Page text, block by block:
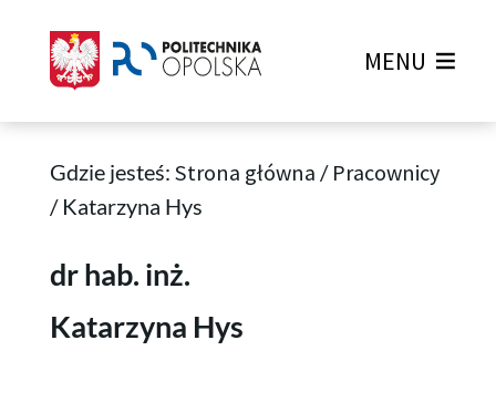
MENU
Gdzie jesteś: Strona główna / Pracownicy
/ Katarzyna Hys
dr hab. inż.
Katarzyna Hys